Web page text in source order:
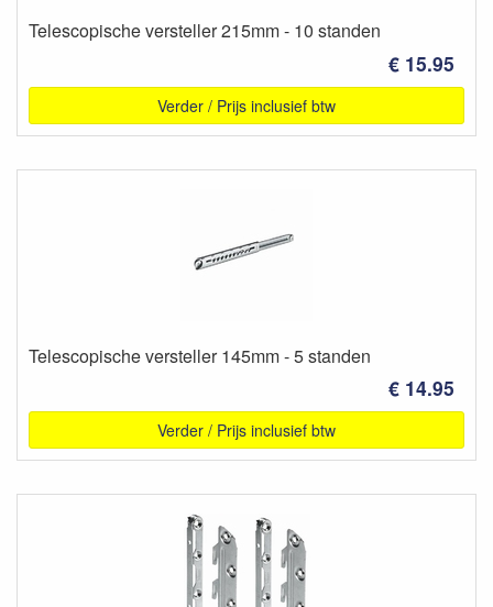
Telescopische versteller 215mm - 10 standen
€ 15.95
Verder / Prijs inclusief btw
Telescopische versteller 145mm - 5 standen
€ 14.95
Verder / Prijs inclusief btw